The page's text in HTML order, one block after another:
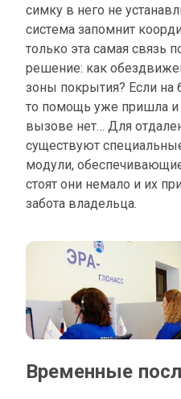
симку в него не
система запомнит
только эта самая связь
решение: как
зоны покрытия? Если на
то помощь уже пришла
вызове нет… Для
существуют
модули,
стоят они немало и их
забота владельца.
Временные